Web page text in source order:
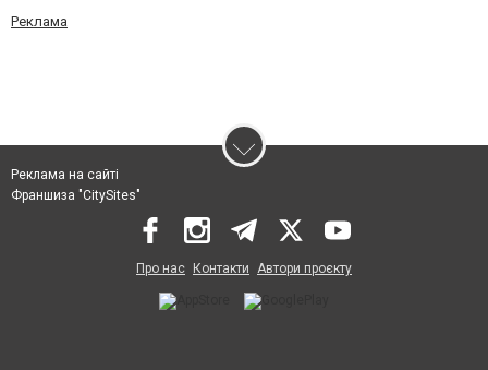
Реклама
Реклама на сайті
Франшиза "CitySites"
Про нас Контакти Автори проєкту